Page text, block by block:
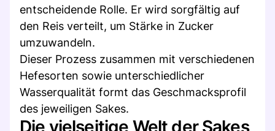
entscheidende Rolle. Er wird sorgfältig auf
den Reis verteilt, um Stärke in Zucker
umzuwandeln.
Dieser Prozess zusammen mit verschiedenen
Hefesorten sowie unterschiedlicher
Wasserqualität formt das Geschmacksprofil
des jeweiligen Sakes.
Die vielseitige Welt der Sakes